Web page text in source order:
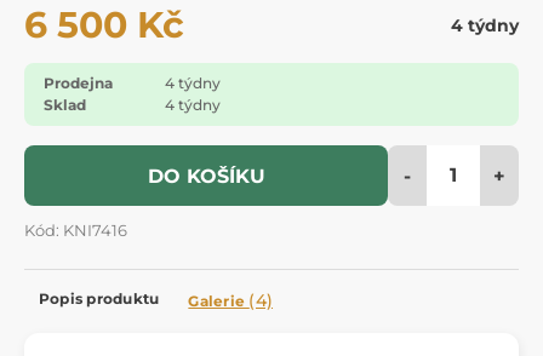
6 500 Kč 4 týdny
Prodejna
4 týdny
Sklad
4 týdny
DO KOŠÍKU - +
Kód: KNI7416
Popis produktu Galerie (4)